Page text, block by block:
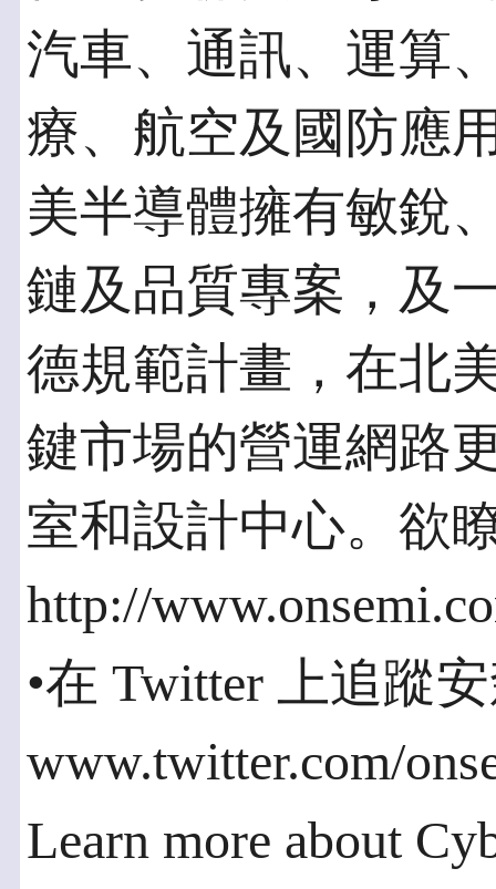
汽車、通訊、運算
療、航空及國防應
美半導體擁有敏銳
鏈及品質專案，及
德規範計畫，在北
鍵市場的營運網路
室和設計中心。欲
http://
•在 Twitter 上追蹤
www.twitter.com/
Learn more about